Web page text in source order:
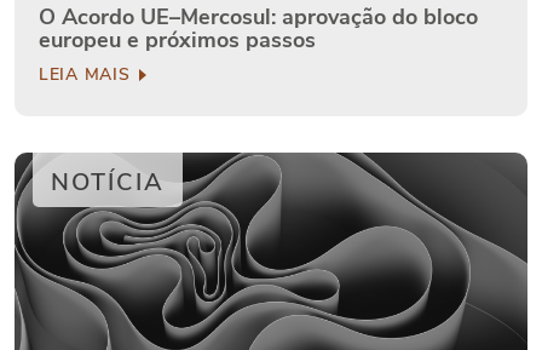
O Acordo UE–Mercosul: aprovação do bloco
europeu e próximos passos
LEIA MAIS
NOTÍCIA